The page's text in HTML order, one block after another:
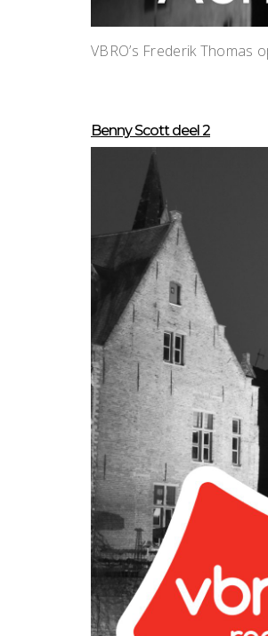
VBRO’s Frederik Thomas
Benny Scott deel 2